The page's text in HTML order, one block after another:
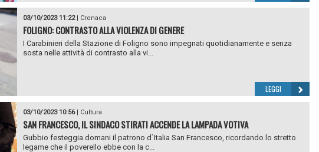
03/10/2023 11:22| Cronaca
FOLIGNO: CONTRASTO ALLA VIOLENZA DI GENERE
I Carabinieri della Stazione di Foligno sono impegnati quotidianamente e senza
sosta nelle attività di contrasto alla vi...
LEGGI
03/10/2023 10:56| Cultura
SAN FRANCESCO, IL SINDACO STIRATI ACCENDE LA LAMPADA VOTIVA
Gubbio festeggia domani il patrono d`Italia San Francesco, ricordando lo stretto
legame che il poverello ebbe con la c...